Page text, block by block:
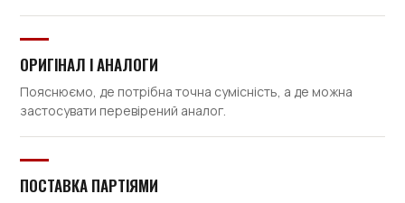
ОРИГІНАЛ І АНАЛОГИ
Пояснюємо, де потрібна точна сумісність, а де можна
застосувати перевірений аналог.
ПОСТАВКА ПАРТІЯМИ